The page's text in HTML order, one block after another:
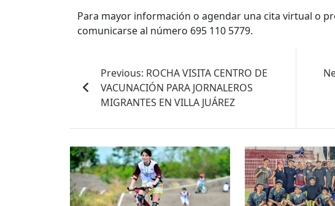
Para mayor información o agendar una cita virtual o
comunicarse al número 695 110 5779.
de
entradas
Previous: ROCHA VISITA CENTRO DE
VACUNACIÓN PARA JORNALEROS
MIGRANTES EN VILLA JUÁREZ